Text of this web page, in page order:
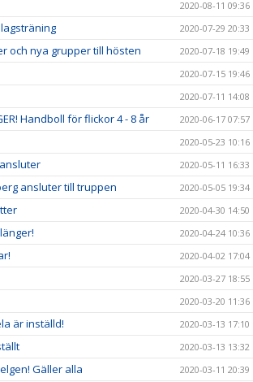
2020-08-11 09:36
2020-07-29 20:33
och nya grupper till hösten 2020-07-18 19:49
2020-07-15 19:46
2020-07-11 14:08
Handboll för flickor 4 - 8 år 2020-06-17 07:57
2020-05-23 10:16
2020-05-11 16:33
ansluter till truppen 2020-05-05 19:34
2020-04-30 14:50
2020-04-24 10:36
2020-04-02 17:04
2020-03-27 18:55
2020-03-20 11:36
är inställd! 2020-03-13 17:10
2020-03-13 13:32
Gäller alla 2020-03-11 20:39